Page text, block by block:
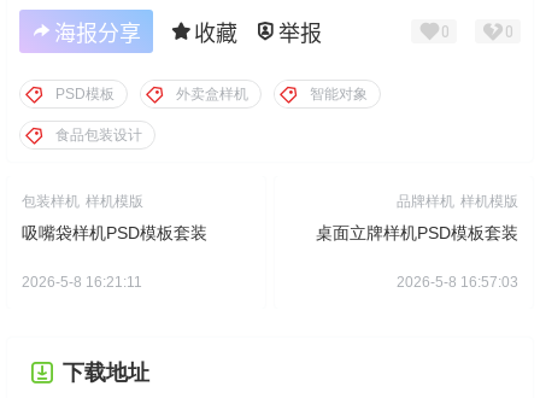
海报分享 收藏 举报 0 0
PSD模板 外卖盒样机 智能对象
食品包装设计
包装样机 样机模版
吸嘴袋样机PSD模板套装
2026-5-8 16:21:11
品牌样机 样机模版
桌面立牌样机PSD模板套装
2026-5-8 16:57:03
下载地址